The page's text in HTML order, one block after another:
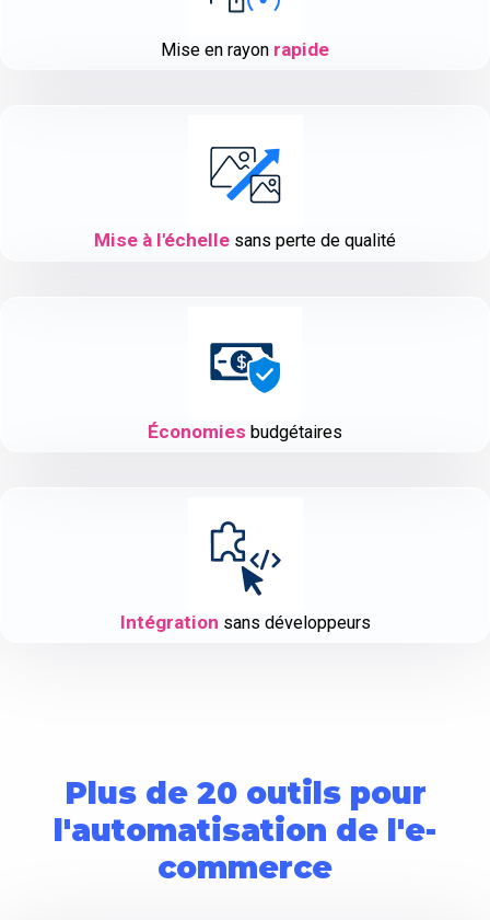
Mise en rayon rapide
Mise à l'échelle sans perte de qualité
Économies budgétaires
Intégration sans développeurs
Plus de 20 outils pour
l'automatisation de l'e-
commerce